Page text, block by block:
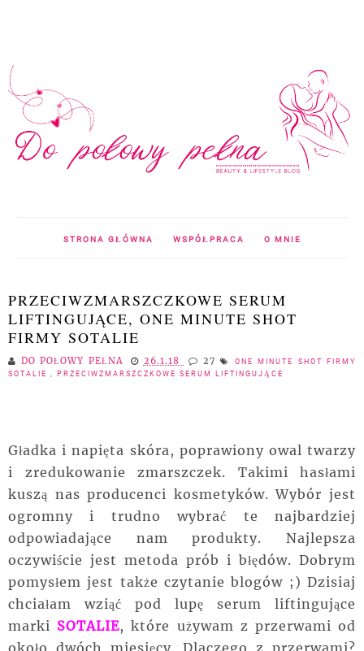
STRONA GŁÓWNA WSPÓŁPRACA O MNIE
PRZECIWZMARSZCZKOWE SERUM
LIFTINGUJĄCE, ONE MINUTE SHOT
FIRMY SOTALIE
DO POŁOWY PEŁNA 26.1.18 27
ONE MINUTE SHOT FIRMY
SOTALIE
PRZECIWZMARSZCZKOWE SERUM LIFTINGUJĄCE
Gładka i napięta skóra, poprawiony owal twarzy
i zredukowanie zmarszczek. Takimi hasłami
kuszą nas producenci kosmetyków. Wybór jest
ogromny i trudno wybrać te najbardziej
odpowiadające nam produkty. Najlepsza
oczywiście jest metoda prób i błędów. Dobrym
pomysłem jest także czytanie blogów ;) Dzisiaj
chciałam wziąć pod lupę serum liftingujące
marki SOTALIE, które używam z przerwami od
około dwóch miesięcy. Dlaczego z przerwami?